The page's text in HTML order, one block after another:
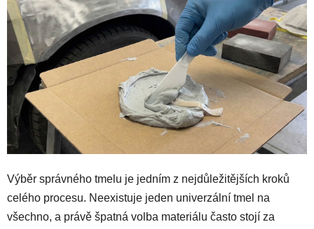
Výběr správného tmelu je jedním z nejdůležitějších kroků
celého procesu. Neexistuje jeden univerzální tmel na
všechno, a právě špatná volba materiálu často stojí za